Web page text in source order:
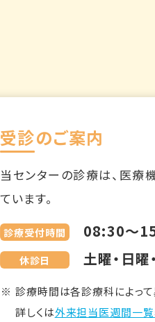
受診のご案内
当センターの診療は、医療
ています。
診療受付時間 08:30～
休診日 土曜・日曜
診療時間は各診療科によって
詳しくは外来担当医週間一